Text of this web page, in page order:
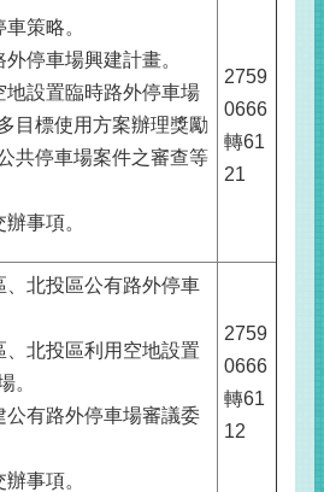
策略。
停車場興建計畫。
地設置臨時路外停車場
目標使用方案辦理獎勵
共停車場案件之審查等
事項。
2759
0666
轉61
21
、北投區公有路外停車
、北投區利用空地設置
。
公有路外停車場審議委
事項。
2759
0666
轉61
12